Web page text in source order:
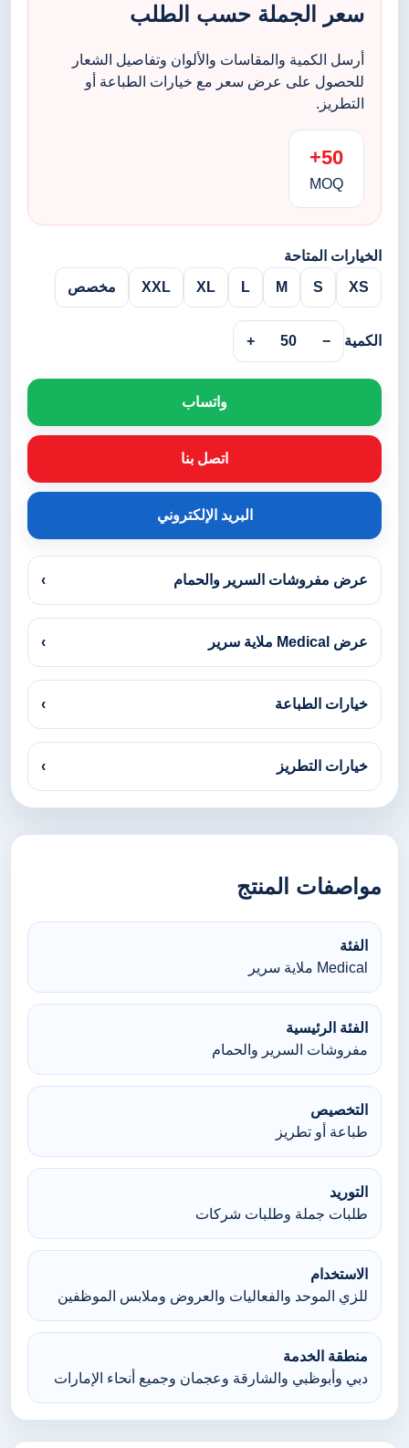
سعر الجملة حسب الطلب
أرسل الكمية والمقاسات والألوان وتفاصيل الشعار
للحصول على عرض سعر مع خيارات الطباعة أو
التطريز.
50+
MOQ
الخيارات المتاحة
XS
S
M
L
XL
XXL مخصص
الكمية −
50
+
واتساب
اتصل بنا
البريد الإلكتروني
عرض مفروشات السرير والحمام ›
عرض Medical ملاية سرير ›
خيارات الطباعة ›
خيارات التطريز ›
مواصفات المنتج
الفئة
Medical ملاية سرير
الفئة الرئيسية
مفروشات السرير والحمام
التخصيص
طباعة أو تطريز
التوريد
طلبات جملة وطلبات شركات
الاستخدام
للزي الموحد والفعاليات والعروض وملابس الموظفين
منطقة الخدمة
دبي وأبوظبي والشارقة وعجمان وجميع أنحاء الإمارات